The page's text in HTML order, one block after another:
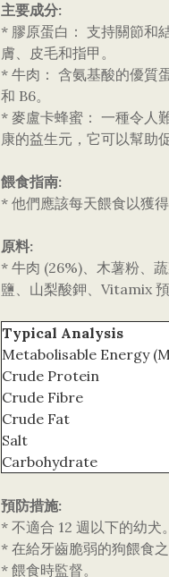
主要成分:
* 膠原蛋白： 支持關節和
膚、皮毛和指甲。
* 牛肉： 含氨基酸的優質
和 B6。
* 麥盧卡蜂蜜： 一種令人
康的益生元，它可以幫助
餵食指南:
* 他們應該每天餵食以獲得
原料:
* 牛肉 (26%)、木薯粉、
鹽、山梨酸鉀、Vitamix
Typical Analysis
Metabolisable Energy
Crude Protein
Crude Fibre
Crude Fat
Salt
Carbohydrate
預防措施:
* 不適合 12 週以下的幼犬。
* 在給牙齒脆弱的狗餵食之
* 餵食時監督。